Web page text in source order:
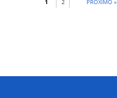
1 2 PRÓXIMO »